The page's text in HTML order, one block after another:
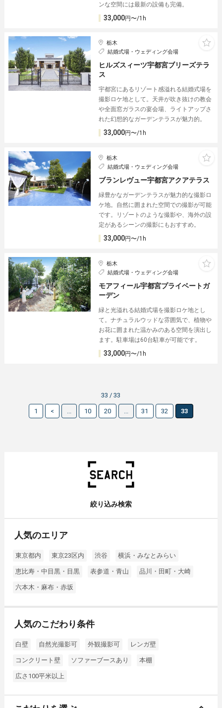
ンな空間には最新の設備も完備。
33,000円〜/1h
栃木
結婚式場・ウェディング会場
ヒルズスィーツ宇都宮ブリーズテラ
ス
宇都宮にあるリゾート感溢れる結婚式場を
撮影ロケ地として。天井が吹き抜けの教会
や全面窓ガラスの宴会場、ライトアップさ
れた幻想的なガーデンテラスが魅力的。
33,000円〜/1h
栃木
結婚式場・ウェディング会場
ブランレヴュー宇都宮アクアテラス
緑豊かなガーデンテラスが魅力的な撮影ロ
ケ地。自然に囲まれた空間での撮影が可能
です。リゾートのような撮影や、海外の設
定があるシーンの撮影にもおすすめ。
33,000円〜/1h
栃木
結婚式場・ウェディング会場
モアフィール宇都宮プライベートガ
ーデン
緑と光溢れる結婚式場を撮影ロケ地とし
て。ナチュラルウッドな雰囲気で、植物や
お花に囲まれた温かみのある空間を演出し
ます。駐車場は60台駐車が可能です。
33,000円〜/1h
33 / 33
1 < ... 10 20 ... 31 32 33
絞り込み検索
人気のエリア
東京都内 東京23区内 渋谷 横浜・みなとみらい
恵比寿・中目黒・目黒 表参道・青山 品川・田町・大崎
六本木・麻布・赤坂
人気のこだわり条件
白壁 自然光撮影可 外観撮影可 レンガ壁
コンクリート壁 ソファーブースあり 本棚
広さ100平米以上